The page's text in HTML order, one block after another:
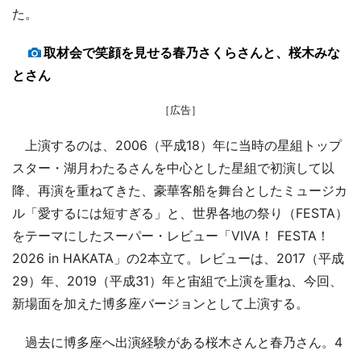
た。
取材会で笑顔を見せる春乃さくらさんと、桜木みな
とさん
［広告］
上演するのは、2006（平成18）年に当時の星組トップ
スター・湖月わたるさんを中心とした星組で初演して以
降、再演を重ねてきた、豪華客船を舞台としたミュージカ
ル「愛するには短すぎる」と、世界各地の祭り（FESTA）
をテーマにしたスーパー・レビュー「VIVA！ FESTA！
2026 in HAKATA」の2本立て。レビューは、2017（平成
29）年、2019（平成31）年と宙組で上演を重ね、今回、
新場面を加えた博多座バージョンとして上演する。
過去に博多座へ出演経験がある桜木さんと春乃さん。4